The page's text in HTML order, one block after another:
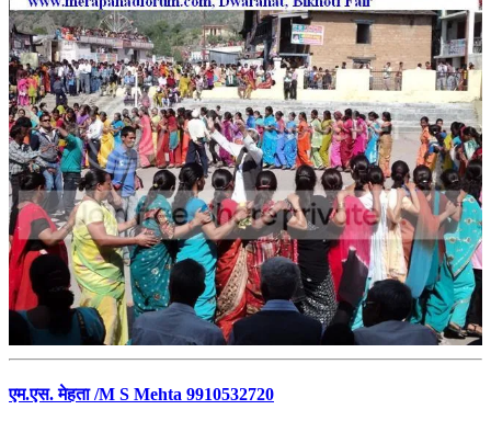
एम.एस. मेहता /M S Mehta 9910532720